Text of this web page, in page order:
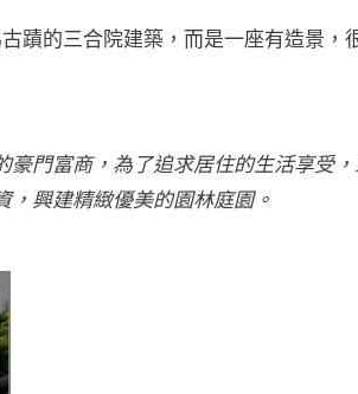
蹟的三合院建築，而是一座有造景，
門富商，為了追求居住的生活享受
興建精緻優美的園林庭園。